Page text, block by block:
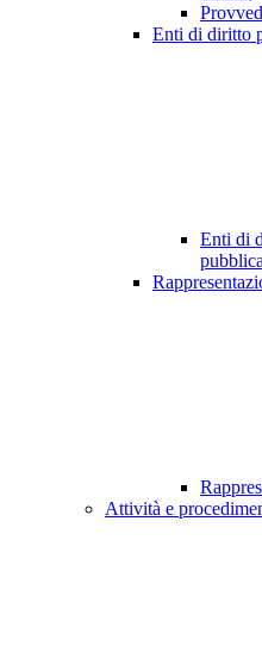
Enti di diritto
Enti di
Attività e